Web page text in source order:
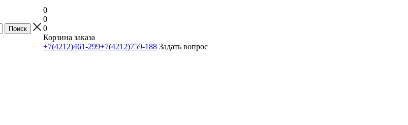
0
0
0
Корзина заказа
+7(4212)461-299+7(4212)759-188 Задать вопрос